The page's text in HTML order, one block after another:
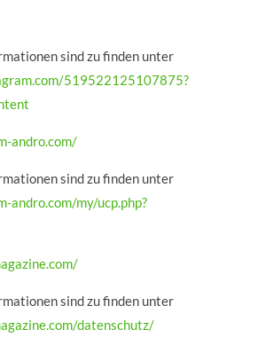
sind zu finden unter
519522125107875?
andro.com/
sind zu finden unter
andro.com/my/ucp.php?
sind zu finden unter
datenschutz/